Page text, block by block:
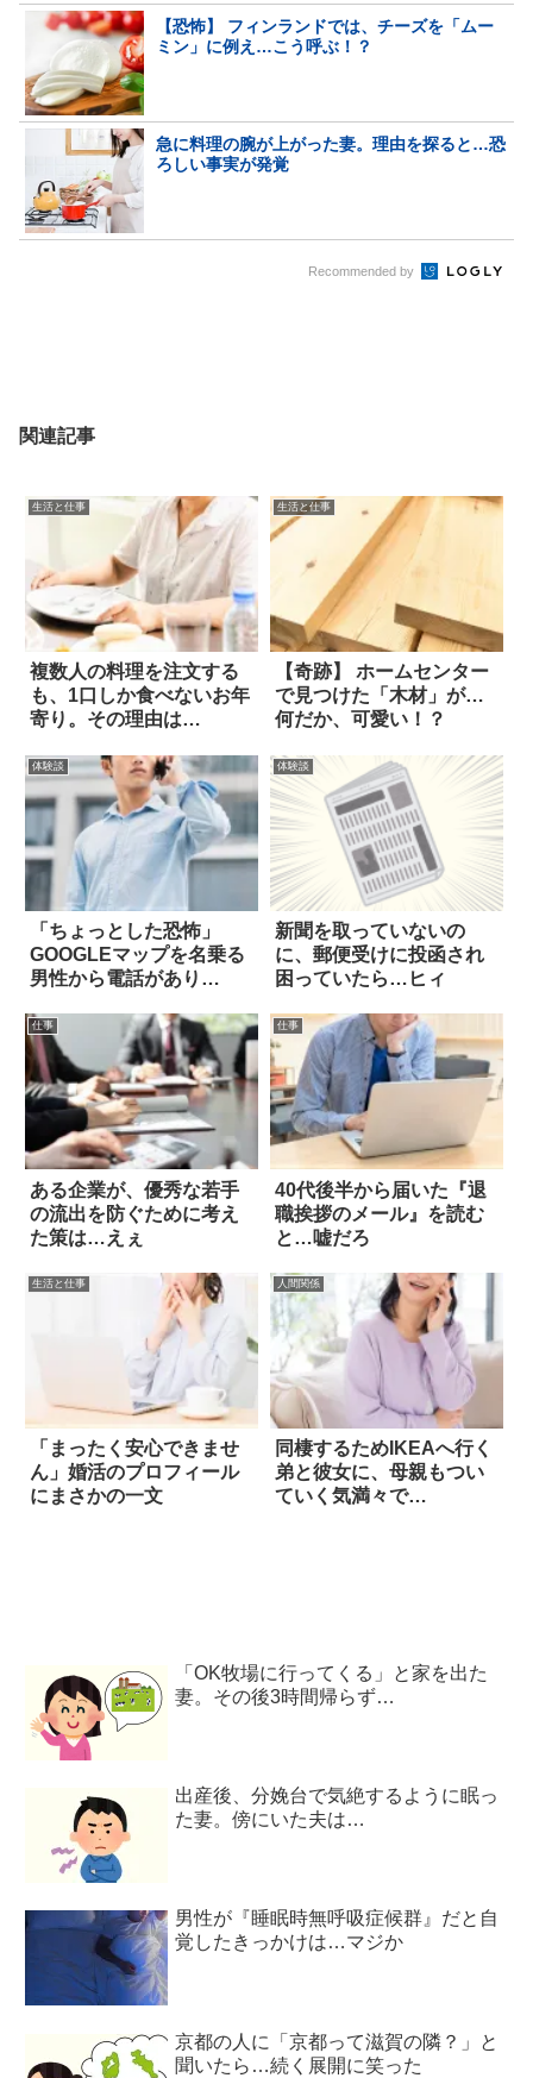
【恐怖】 フィンランドでは、チーズを「ムー
ミン」に例え…こう呼ぶ！？
急に料理の腕が上がった妻。理由を探ると…恐
ろしい事実が発覚
Recommended by
関連記事
生活と仕事
複数人の料理を注文する
も、1口しか食べないお年
寄り。その理由は…
生活と仕事
【奇跡】 ホームセンター
で見つけた「木材」が…
何だか、可愛い！？
体験談
「ちょっとした恐怖」
GOOGLEマップを名乗る
男性から電話があり…
体験談
新聞を取っていないの
に、郵便受けに投函され
困っていたら…ヒィ
仕事
ある企業が、優秀な若手
の流出を防ぐために考え
た策は…えぇ
仕事
40代後半から届いた『退
職挨拶のメール』を読む
と…嘘だろ
生活と仕事
「まったく安心できませ
ん」婚活のプロフィール
にまさかの一文
人間関係
同棲するためIKEAへ行く
弟と彼女に、母親もつい
ていく気満々で…
「OK牧場に行ってくる」と家を出た
妻。その後3時間帰らず…
出産後、分娩台で気絶するように眠っ
た妻。傍にいた夫は…
男性が『睡眠時無呼吸症候群』だと自
覚したきっかけは…マジか
京都の人に「京都って滋賀の隣？」と
聞いたら…続く展開に笑った